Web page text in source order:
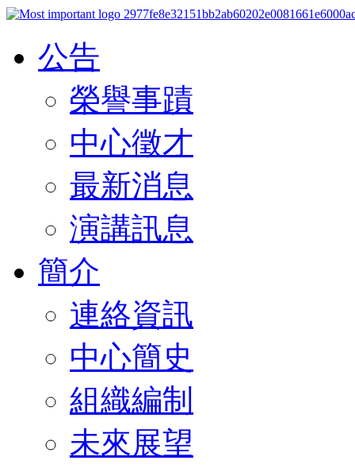
公告
榮譽事蹟
中心徵才
最新消息
演講訊息
簡介
連絡資訊
中心簡史
組織編制
未來展望